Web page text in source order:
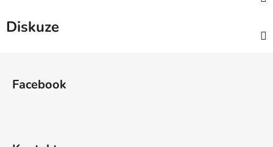
Diskuze
Facebook